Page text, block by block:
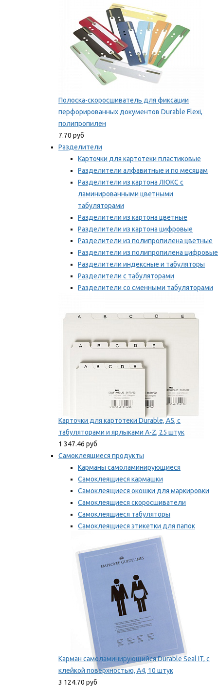
Полоска-скоросшиватель для фиксации
перфорированных документов Durable Flexi,
полипропилен
7.70 руб
Разделители
Карточки для картотеки пластиковые
Разделители алфавитные и по месяцам
Разделители из картона ЛЮКС с
ламинированными цветными
табуляторами
Разделители из картона цветные
Разделители из картона цифровые
Разделители из полипропилена цветные
Разделители из полипропилена цифровые
Разделители индексные и табуляторы
Разделители с табуляторами
Разделители со сменными табуляторами
Карточки для картотеки Durable, A5, с
табуляторами и ярлыками A-Z, 25 штук
1 347.46 руб
Самоклеящиеся продукты
Карманы самоламинирующиеся
Самоклеящиеся кармашки
Самоклеящиеся окошки для маркировки
Самоклеящиеся скоросшиватели
Самоклеящиеся табуляторы
Самоклеящиеся этикетки для папок
Таблички для маркировки
Мы рекомендуем
Карман самоламинирующийся Durable Seal IT, с
клейкой поверхностью, A4, 10 штук
3 124.70 руб